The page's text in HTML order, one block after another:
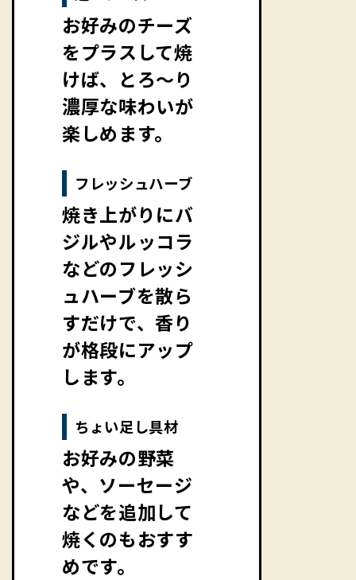
お好みのチーズ
をプラスして焼
けば、とろ〜り
濃厚な味わいが
楽しめます。
フレッシュハーブ
焼き上がりにバ
ジルやルッコラ
などのフレッシ
ュハーブを散ら
すだけで、香り
が格段にアップ
します。
ちょい足し具材
お好みの野菜
や、ソーセージ
などを追加して
焼くのもおすす
めです。